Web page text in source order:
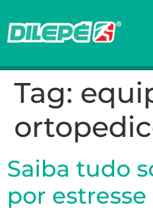
Tag:
Saiba tudo
por estresse